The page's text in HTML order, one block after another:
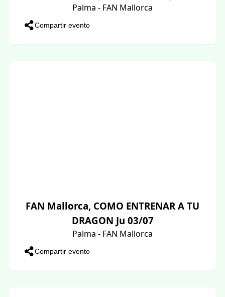
Palma - FAN Mallorca
Compartir evento
FAN Mallorca, COMO ENTRENAR A TU
DRAGON Ju 03/07
Palma - FAN Mallorca
Compartir evento